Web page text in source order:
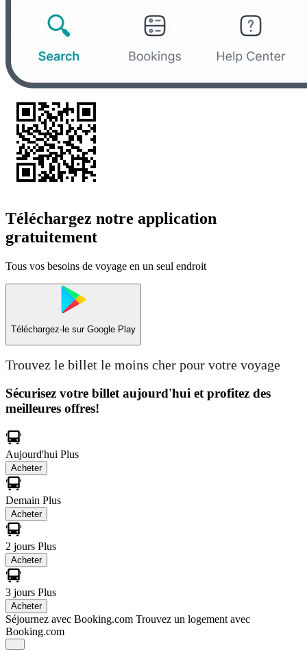
Téléchargez notre application
gratuitement
Tous vos besoins de voyage en un seul endroit
Téléchargez-le sur Google Play
Trouvez le billet le moins cher pour votre voyage
Sécurisez votre billet aujourd'hui et profitez des
meilleures offres!
Aujourd'hui Plus
Acheter
Demain Plus
Acheter
2 jours Plus
Acheter
3 jours Plus
Acheter
Séjournez avec Booking.com Trouvez un logement avec
Booking.com